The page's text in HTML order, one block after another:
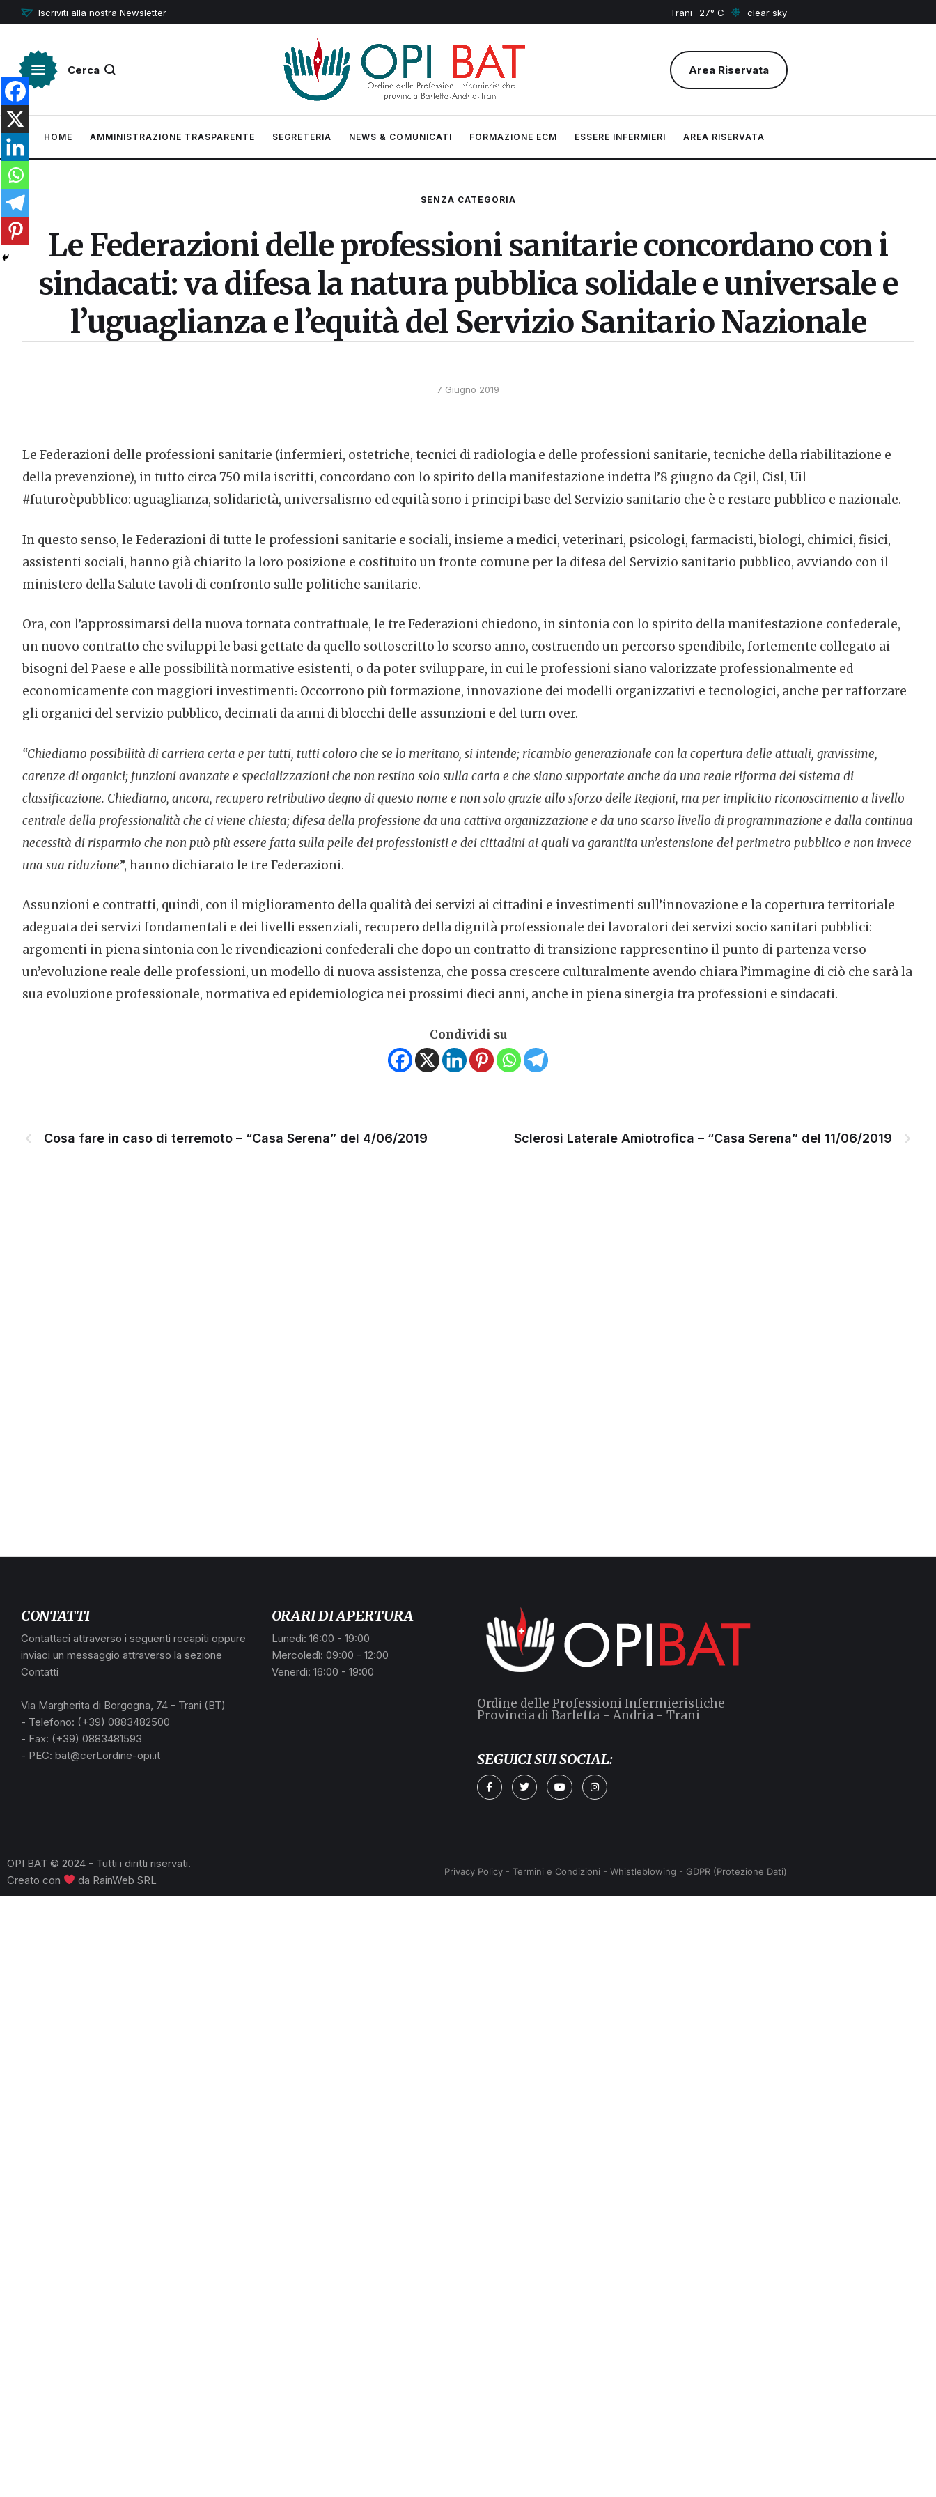
Iscriviti alla nostra Newsletter Trani 27 clear sky
Cerca Area Riservata
HOME AMMINISTRAZIONE TRASPARENTE SEGRETERIA NEWS & COMUNICATI FORMAZIONE ECM ESSERE INFERMIERI AREA RISERVATA
SENZA CATEGORIA
Le Federazioni delle professioni sanitarie concordano con i
sindacati: va difesa la natura pubblica solidale e universale e
l’uguaglianza e l’equità del Servizio Sanitario Nazionale
7 Giugno 2019
Le Federazioni delle professioni sanitarie (infermieri, ostetriche, tecnici di radiologia e delle professioni sanitarie, tecniche della riabilitazione e
della prevenzione), in tutto circa 750 mila iscritti, concordano con lo spirito della manifestazione indetta l’8 giugno da Cgil, Cisl, Uil
#futuroèpubblico: uguaglianza, solidarietà, universalismo ed equità sono i principi base del Servizio sanitario che è e restare pubblico e nazionale.
In questo senso, le Federazioni di tutte le professioni sanitarie e sociali, insieme a medici, veterinari, psicologi, farmacisti, biologi, chimici, fisici,
assistenti sociali, hanno già chiarito la loro posizione e costituito un fronte comune per la difesa del Servizio sanitario pubblico, avviando con il
ministero della Salute tavoli di confronto sulle politiche sanitarie.
Ora, con l’approssimarsi della nuova tornata contrattuale, le tre Federazioni chiedono, in sintonia con lo spirito della manifestazione confederale,
un nuovo contratto che sviluppi le basi gettate da quello sottoscritto lo scorso anno, costruendo un percorso spendibile, fortemente collegato ai
bisogni del Paese e alle possibilità normative esistenti, o da poter sviluppare, in cui le professioni siano valorizzate professionalmente ed
economicamente con maggiori investimenti. Occorrono più formazione, innovazione dei modelli organizzativi e tecnologici, anche per rafforzare
gli organici del servizio pubblico, decimati da anni di blocchi delle assunzioni e del turn over.
“Chiediamo possibilità di carriera certa e per tutti, tutti coloro che se lo meritano, si intende; ricambio generazionale con la copertura delle attuali, gravissime,
carenze di organici; funzioni avanzate e specializzazioni che non restino solo sulla carta e che siano supportate anche da una reale riforma del sistema di
classificazione. Chiediamo, ancora, recupero retributivo degno di questo nome e non solo grazie allo sforzo delle Regioni, ma per implicito riconoscimento a livello
centrale della professionalità che ci viene chiesta; difesa della professione da una cattiva organizzazione e da uno scarso livello di programmazione e dalla continua
necessità di risparmio che non può più essere fatta sulla pelle dei professionisti e dei cittadini ai quali va garantita un’estensione del perimetro pubblico e non invece
una sua riduzione”, hanno dichiarato le tre Federazioni.
Assunzioni e contratti, quindi, con il miglioramento della qualità dei servizi ai cittadini e investimenti sull’innovazione e la copertura territoriale
adeguata dei servizi fondamentali e dei livelli essenziali, recupero della dignità professionale dei lavoratori dei servizi socio sanitari pubblici:
argomenti in piena sintonia con le rivendicazioni confederali che dopo un contratto di transizione rappresentino il punto di partenza verso
un’evoluzione reale delle professioni, un modello di nuova assistenza, che possa crescere culturalmente avendo chiara l’immagine di ciò che sarà la
sua evoluzione professionale, normativa ed epidemiologica nei prossimi dieci anni, anche in piena sinergia tra professioni e sindacati.
Condividi su
Cosa fare in caso di terremoto – “Casa Serena” del 4/06/2019 Sclerosi Laterale Amiotrofica – “Casa Serena” del 11/06/2019
CONTATTI
Contattaci attraverso i seguenti recapiti oppure
inviaci un messaggio attraverso la sezione
Contatti
Via Margherita di Borgogna, 74 - Trani (BT)
- Telefono: (+39) 0883482500
- Fax: (+39) 0883481593
- PEC: bat@cert.ordine-opi.it
ORARI DI APERTURA
Lunedì: 16:00 - 19:00
Mercoledì: 09:00 - 12:00
Venerdì: 16:00 - 19:00
Ordine delle Professioni Infermieristiche
Provincia di Barletta - Andria - Trani
SEGUICI SUI SOCIAL:
OPI BAT © 2024 - Tutti i diritti riservati.
Creato con
da RainWeb SRL
Privacy Policy - Termini e Condizioni - Whistleblowing - GDPR (Protezione Dati)